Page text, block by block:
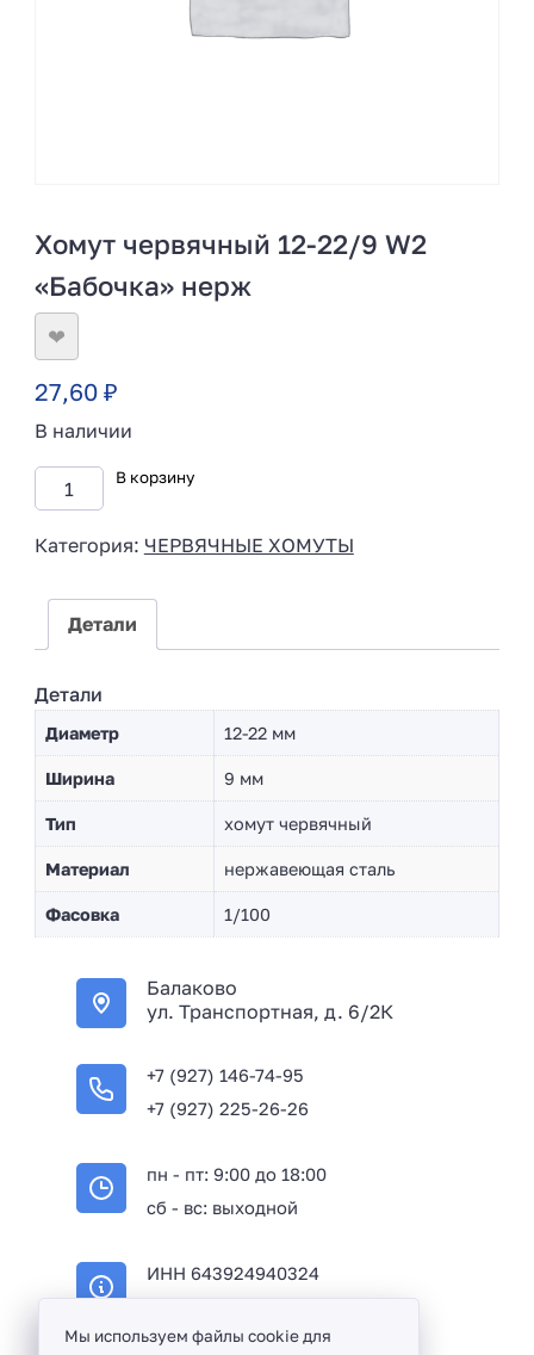
Хомут червячный 12-22/9 W2
«Бабочка» нерж
❤
27,60 ₽
В наличии
В корзину
Категория: ЧЕРВЯЧНЫЕ ХОМУТЫ
Детали
Детали
Диаметр 12-22 мм
Ширина 9 мм
Тип хомут червячный
Материал нержавеющая сталь
Фасовка 1/100
Балаково
ул. Транспортная, д. 6/2К
+7 (927) 146-74-95
+7 (927) 225-26-26
пн - пт: 9:00 до 18:00
сб - вс: выходной
ИНН 643924940324
Мы используем файлы cookie для